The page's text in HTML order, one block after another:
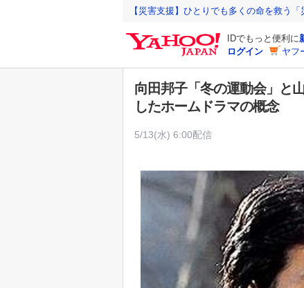
【災害支援】ひとりでも多くの命を救う
IDでもっと便利に
ログイン
ヤフ
向田邦子「冬の運動会」と
したホームドラマの概念
5/13(水) 6:00配信